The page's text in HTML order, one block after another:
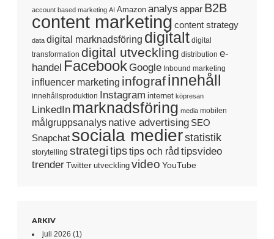
account based marketing AI Amazon analys appar B2B
content marketing content strategy
data digital marknadsföring digitalt digital
transformation digital utveckling distribution e-
handel Facebook Google Inbound marketing
influencer marketing infografinnehåll
innehållsproduktion Instagram internet köpresan
LinkedIn marknadsföring media mobilen
målgruppsanalys native advertising SEO
Snapchat sociala medierstatistik
storytelling strategi tipstips och råd tipsvideo
trenderTwitter utveckling video YouTube
ARKIV
juli 2026 (1)